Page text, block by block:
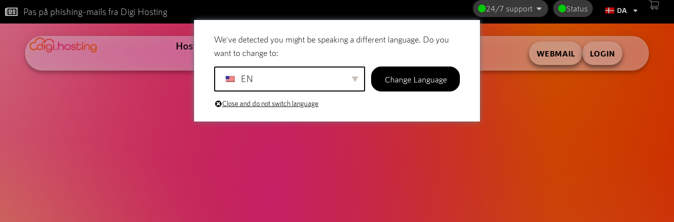
Pas på phishing-mails fra Digi Hosting 24/7 support Status DA
Hosting E-mail Domænenavne SiteBuilder
WEBMAIL LOGIN
We've detected you might be speaking a different language. Do you
want to change to:
EN Change Language
Close and do not switch language